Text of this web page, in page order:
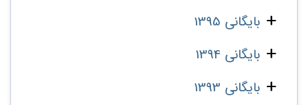
بایگانی 1395
بایگانی 1394
بایگانی 1393